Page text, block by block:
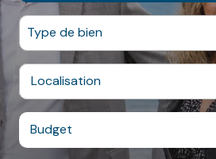
NOS
VILLES
DOSSIER DE
CANDIDATURE
NOS
PRESTATIONS
Type de bien
Budget